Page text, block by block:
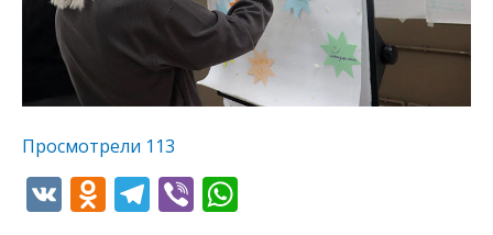
Просмотрели 113
V O T Vi